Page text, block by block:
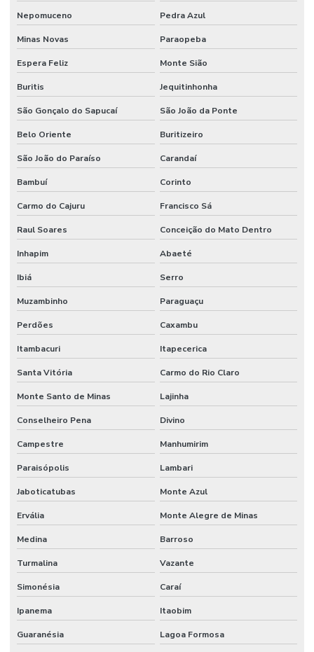
Nepomuceno Pedra Azul
Minas Novas Paraopeba
Espera Feliz Monte Sião
Buritis Jequitinhonha
São Gonçalo do Sapucaí São João da Ponte
Belo Oriente Buritizeiro
São João do Paraíso Carandaí
Bambuí Corinto
Carmo do Cajuru Francisco Sá
Raul Soares Conceição do Mato Dentro
Inhapim Abaeté
Ibiá Serro
Muzambinho Paraguaçu
Perdões Caxambu
Itambacuri Itapecerica
Santa Vitória Carmo do Rio Claro
Monte Santo de Minas Lajinha
Conselheiro Pena Divino
Campestre Manhumirim
Paraisópolis Lambari
Jaboticatubas Monte Azul
Ervália Monte Alegre de Minas
Medina Barroso
Turmalina Vazante
Simonésia Caraí
Ipanema Itaobim
Guaranésia Lagoa Formosa